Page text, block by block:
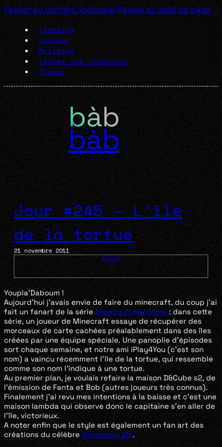
Passer au contenu principal Passer au pied de page
Timeline
Concept
Artistes
Toutes les créations
Thèmes
bàb
Jour #245 – L’île
de la tortue
21 novembre 2011
fanart
Youpla’Daboum !
Aujourd’hui j’avais envie de faire du minecraft, du coup j’ai
fait un fanart de la série Minecraft Hardcore : dans cette
série, un joueur de Minecraft essaye de récupérer des
morceaux de carte cachées préalablement dans des îles
créées par une équipe spéciale. Une panoplie d’épisodes
sort chaque semaine, et notre ami iPlay4You (c’est son
nom) a vaincu récemment l’île de la tortue, qui ressemble
comme son nom l’indique à une tortue.
Au premier plan, je voulais refaire la maison D&Cube s2, de
l’émission de Fanta et Bob (autres joueurs très connus).
Finalement j’ai revu mes intentions à la baisse et c’est une
maison lambda qui observe donc le capitaine s’en aller de
l’île, victorieux.
A noter enfin que le style est également un fan art des
créations du célèbre Woondercraft.